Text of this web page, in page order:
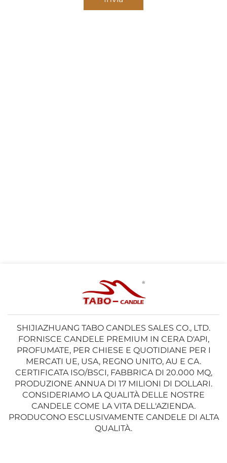
SHIJIAZHUANG TABO CANDLES SALES CO., LTD.
FORNISCE CANDELE PREMIUM IN CERA D'API,
PROFUMATE, PER CHIESE E QUOTIDIANE PER I
MERCATI UE, USA, REGNO UNITO, AU E CA.
CERTIFICATA ISO/BSCI, FABBRICA DI 20.000 MQ,
PRODUZIONE ANNUA DI 17 MILIONI DI DOLLARI.
CONSIDERIAMO LA QUALITÀ DELLE NOSTRE
CANDELE COME LA VITA DELL'AZIENDA.
PRODUCONO ESCLUSIVAMENTE CANDELE DI ALTA
QUALITÀ.